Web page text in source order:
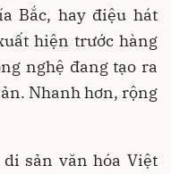
Bắc, hay điệu hát
hiện trước hàng
nghệ đang tạo ra
Nhanh hơn, rộng
sản văn hóa Việt